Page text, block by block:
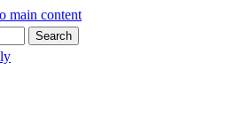
main content
Search